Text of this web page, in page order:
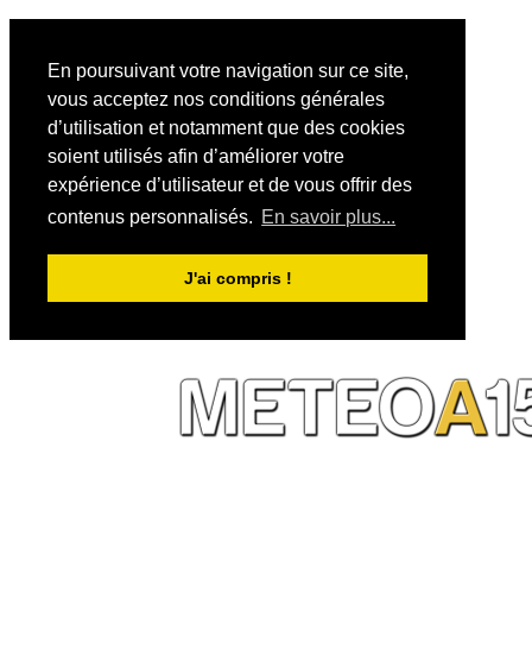
En poursuivant votre navigation sur ce site,
vous acceptez nos conditions générales
d’utilisation et notamment que des cookies
soient utilisés afin d’améliorer votre
expérience d’utilisateur et de vous offrir des
contenus personnalisés. En savoir plus...
J'ai compris !